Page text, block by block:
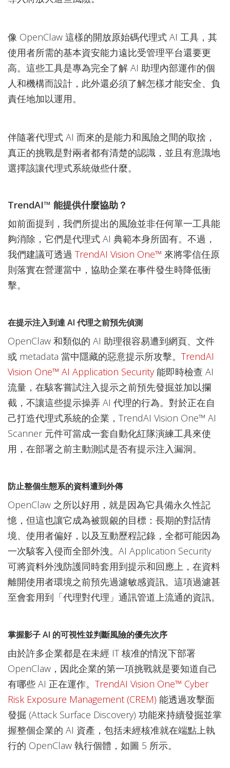
像 OpenClaw 這樣的開放原始碼代理式 AI 工具，其
使用者所需的基本資安能力遠比受管理平台還要更
高。這些工具是專為完全了解 AI 助理內部運作的個
人和機構而設計，此外還必須了解怎樣才能安全、負
責任地加以運用。
伴隨著代理式 AI 而來的是能力和風險之間的取捨，
真正的挑戰是對兩者都有清楚的認識，並且有意識地
選擇該讓代理式系統做些什麼。
TrendAI™ 能提供什麼協助？
如前面提到，我們所提出的風險並非任何單一工具能
夠消除，它們是代理式 AI 典範本身所固有。不過，
我們建議可透過 TrendAI Vision One™ 來將零信任原
則落實在營運當中，協助企業在事件發生時降低衝
擊。
在提示注入到達 AI 代理之前預先偵測
OpenClaw 和類似的 AI 助理很容易遭到網頁、文件
或 metadata 當中隱藏的惡意提示所攻擊。 TrendAI
Vision One™ AI Application Security能即時檢查 AI
流量，在駭客嘗試注入提示之前預先發掘並加以攔
截，不讓這些提示操弄 AI 代理的行為。對於正在自
己打造代理式系統的企業，TrendAI Vision One™ AI
Scanner 元件可當成一套自動化紅隊演練工具來使
用，在部署之前主動測試是否有提示注入漏洞。
防止整個生態系的資料遭到外傳
OpenClaw 之所以好用，就是因為它具備永久性記
憶，但這也讓它成為被覬覦的目標：長期的對話情
境、使用者偏好，以及互動歷程記錄，全都可能因為
一次駭客入侵而全部外洩。AI Application Security
可將資料外洩防護同時套用到提示和回應上，在資料
離開使用者環境之前預先過濾敏感資訊。這項過濾甚
至會套用到「代理對代理」通訊管道上流通的資訊。
掌握影子 AI 的可視性並判斷風險的優先次序
由於許多企業都是在未經 IT 核准的情況下部署
OpenClaw，因此企業的第一項挑戰就是要知道自己
有哪些 AI 正在運作。 TrendAI Vision One™ Cyber
Risk Exposure Management (CREM) 能透過攻擊面
發掘 (Attack Surface Discovery) 功能來持續發掘並掌
握整個企業的 AI 資產，包括未經核准就在端點上執
行的 OpenClaw 執行個體，如圖 5 所示。